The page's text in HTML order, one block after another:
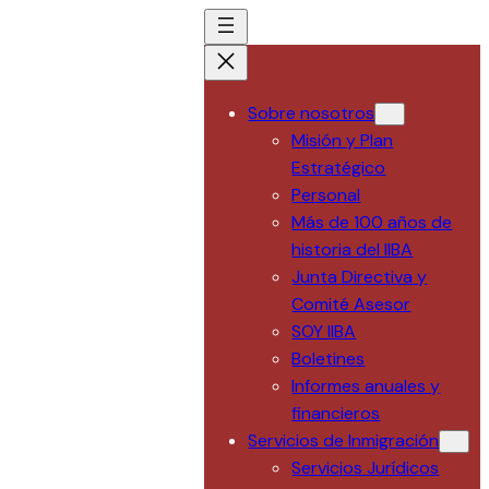
Sobre nosotros
Misión y Plan
Estratégico
Personal
Más de 100 años de
historia del IIBA
Junta Directiva y
Comité Asesor
SOY IIBA
Boletines
Informes anuales y
financieros
Servicios de Inmigración
Servicios Jurídicos